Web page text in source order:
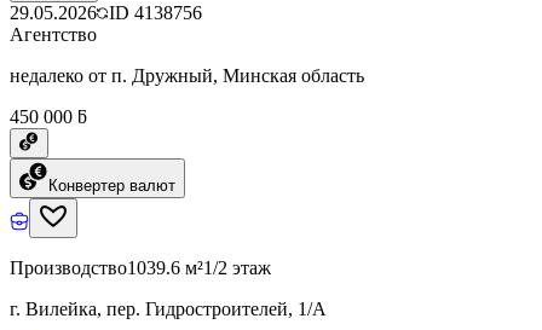
29.05.2026 ID 4138756
Агентство
недалеко от п. Дружный, Минская область
450 000 ƃ
Конвертер валют
Производство1039.6 м²1/2 этаж
г. Вилейка, пер. Гидростроителей, 1/А